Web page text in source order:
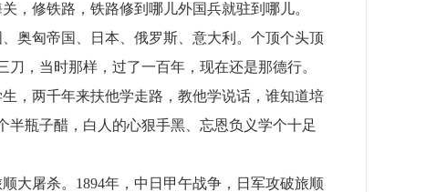
修铁路，铁路修到哪儿外国兵就驻到哪儿。
奥匈帝国、日本、俄罗斯、意大利。个顶个头顶
，当时那样，过了一百年，现在还是那德行。
，两千年来扶他学走路，教他学说话，谁知道培
瓶子醋，白人的心狠手黑、忘恩负义学个十足
屠杀。1894年，中日甲午战争，日军攻破旅顺